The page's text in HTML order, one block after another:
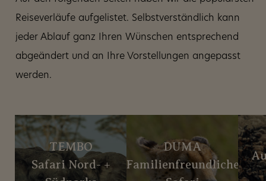
Reiseverläufe aufgelistet. Selbstverständlich kann
jeder Ablauf ganz Ihren Wünschen entsprechend
abgeändert und an Ihre Vorstellungen angepasst
werden.
TEMBO
Safari Nord- +
DUMA
Familienfreundliche